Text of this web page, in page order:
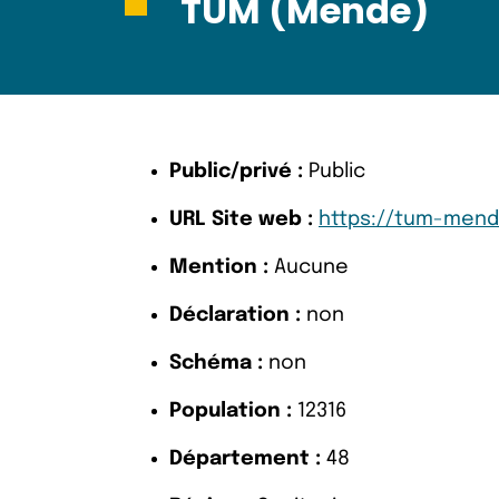
TUM (Mende)
Public/privé : Public
URL Site web : https://tum-
Mention : Aucune
Déclaration : non
Schéma : non
Population : 12316
Département : 48